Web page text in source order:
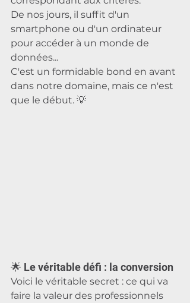
De nos jours, il suffit d'un
smartphone ou d'un ordinateur
pour accéder à un monde de
données...
C'est un formidable bond en avant
dans notre domaine, mais ce n'est
que le début. 💡
🌟 Le véritable défi : la conversion
Voici le véritable secret : ce qui va
faire la valeur des professionnels